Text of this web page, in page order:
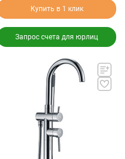
Купить в 1 клик
Запрос счета для юрлиц